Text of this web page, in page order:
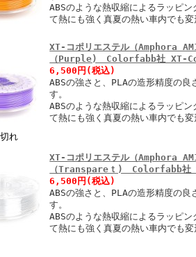
ABSのような熱収縮によるラッピ
て熱にも強く真夏の熱い車内でも変
れ
XT-コポリエステル（Amphora
（Purple) Colorfabb社 XT-
6,500円(税込)
ABSの強さと、PLAの造形精度の
す。
ABSのような熱収縮によるラッピ
て熱にも強く真夏の熱い車内でも変
XT-コポリエステル（Amphora
（Transpareｔ) Colorfabb
6,500円(税込)
ABSの強さと、PLAの造形精度の
す。
ABSのような熱収縮によるラッピ
て熱にも強く真夏の熱い車内でも変